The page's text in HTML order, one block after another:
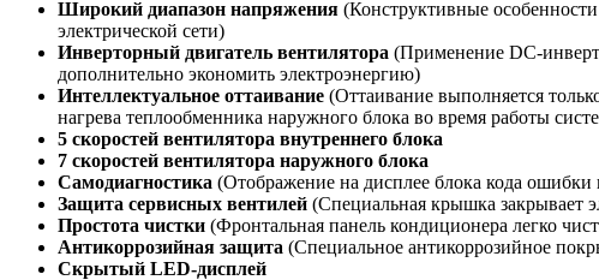
Широкий диапазон напряжения (Конструктивные
электрической сети)
Инверторный двигатель вентилятора (Применение DC-
дополнительно экономить электроэнергию)
Интеллектуальное оттаивание (Оттаивание выполняется
нагрева теплообменника наружного блока во время работы
5 скоростей вентилятора внутреннего блока
7 скоростей вентилятора наружного блока
Самодиагностика (Отображение на дисплее блока кода ошибки
Защита сервисных вентилей (Специальная крышка закрывает
Простота чистки (Фронтальная панель кондиционера легко
Антикоррозийная защита (Специальное антикоррозийное
Скрытый LED-дисплей